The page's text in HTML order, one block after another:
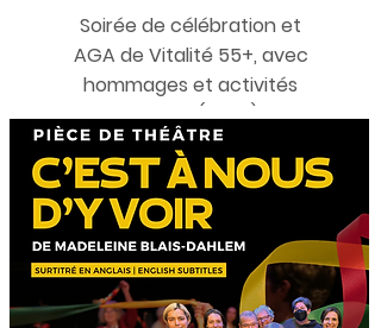
Soirée de célébration et
AGA de Vitalité 55+, avec
hommages et activités
festives (2024).